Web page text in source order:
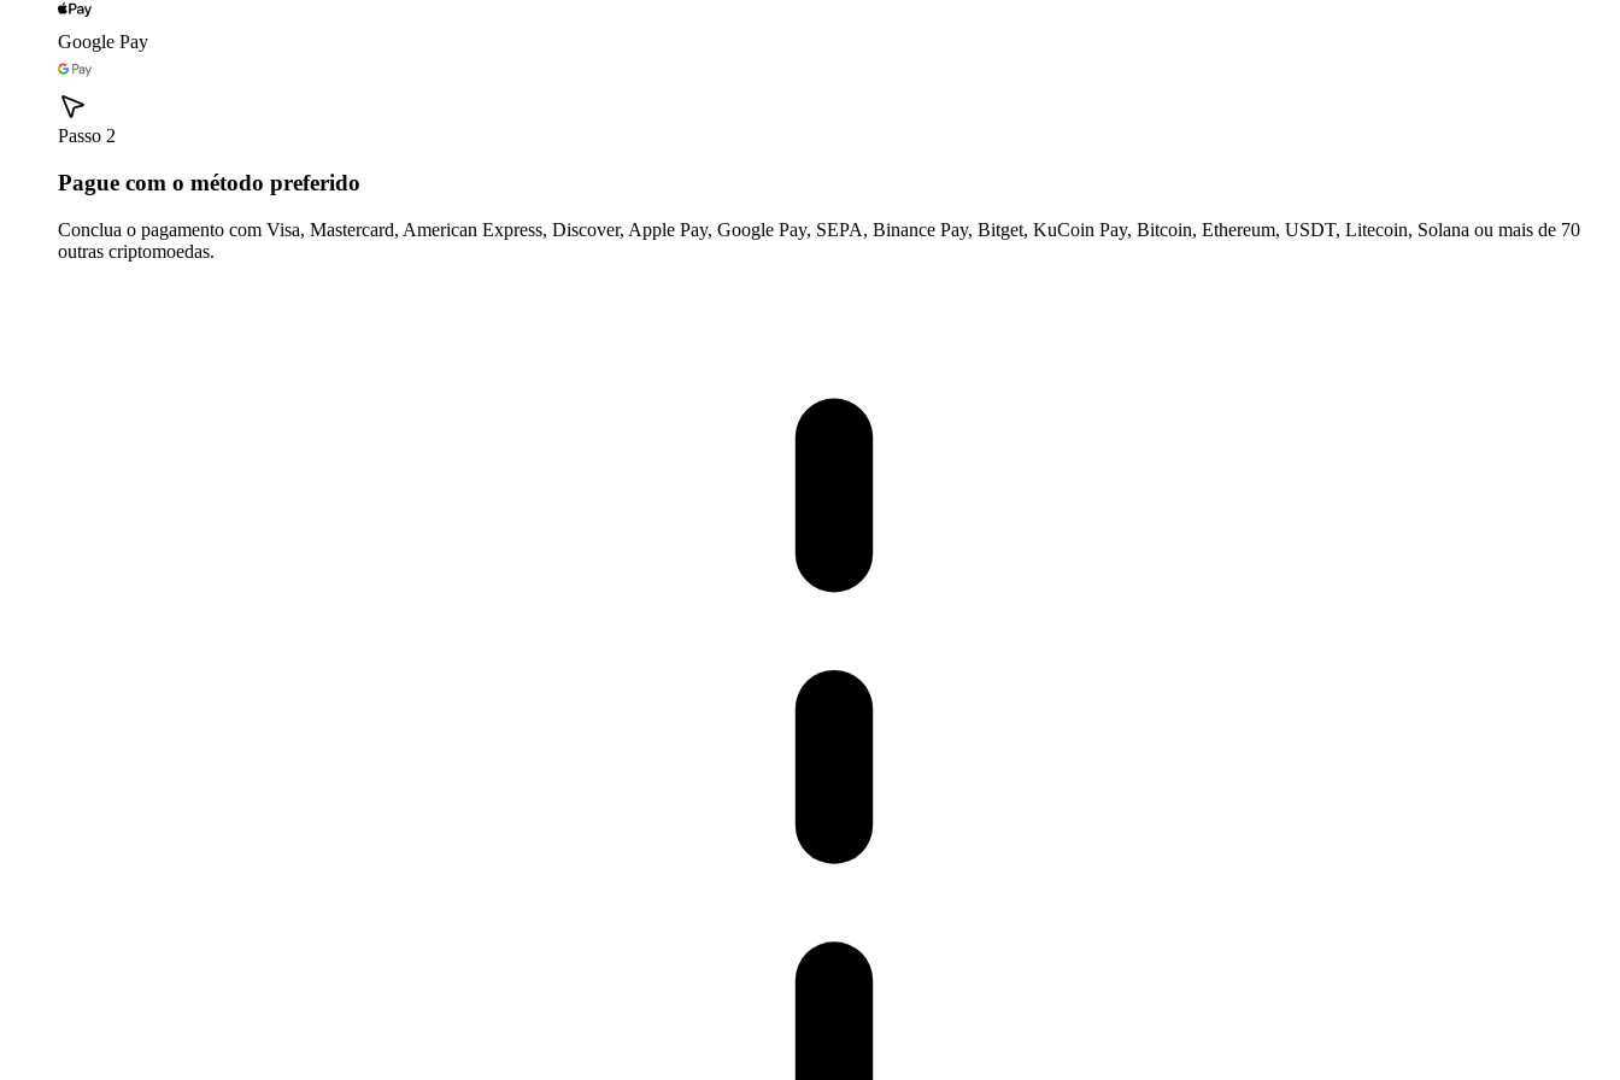
Google Pay
Passo 2
Pague com o método preferido
Conclua o pagamento com Visa, Mastercard, American Express, Discover, Apple Pay, Google Pay, SEPA, Binance Pay, Bitget, KuCoin Pay, Bitcoin, Ethereum, USDT, Litecoin, Solana ou mais de 70
outras criptomoedas.